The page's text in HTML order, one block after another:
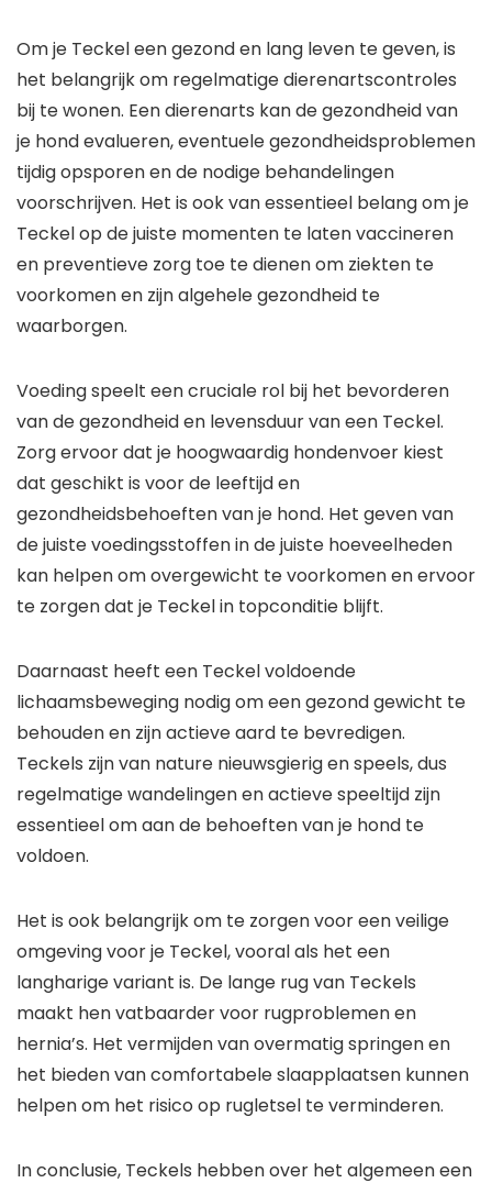
Om je Teckel een gezond en lang leven te geven, is
het belangrijk om regelmatige dierenartscontroles
bij te wonen. Een dierenarts kan de gezondheid van
je hond evalueren, eventuele gezondheidsproblemen
tijdig opsporen en de nodige behandelingen
voorschrijven. Het is ook van essentieel belang om je
Teckel op de juiste momenten te laten vaccineren
en preventieve zorg toe te dienen om ziekten te
voorkomen en zijn algehele gezondheid te
waarborgen.
Voeding speelt een cruciale rol bij het bevorderen
van de gezondheid en levensduur van een Teckel.
Zorg ervoor dat je hoogwaardig hondenvoer kiest
dat geschikt is voor de leeftijd en
gezondheidsbehoeften van je hond. Het geven van
de juiste voedingsstoffen in de juiste hoeveelheden
kan helpen om overgewicht te voorkomen en ervoor
te zorgen dat je Teckel in topconditie blijft.
Daarnaast heeft een Teckel voldoende
lichaamsbeweging nodig om een gezond gewicht te
behouden en zijn actieve aard te bevredigen.
Teckels zijn van nature nieuwsgierig en speels, dus
regelmatige wandelingen en actieve speeltijd zijn
essentieel om aan de behoeften van je hond te
voldoen.
Het is ook belangrijk om te zorgen voor een veilige
omgeving voor je Teckel, vooral als het een
langharige variant is. De lange rug van Teckels
maakt hen vatbaarder voor rugproblemen en
hernia’s. Het vermijden van overmatig springen en
het bieden van comfortabele slaapplaatsen kunnen
helpen om het risico op rugletsel te verminderen.
In conclusie, Teckels hebben over het algemeen een